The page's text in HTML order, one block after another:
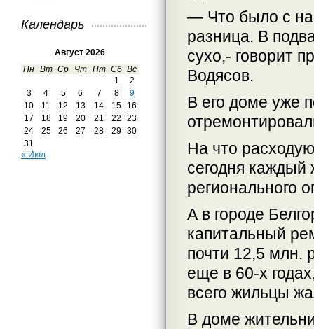
Календарь
Август 2026
Пн Вт Ср Чт Пт Сб Вс
1
2
3
4 5 6 7 8
9
10
11 12 13 14 15
16
17
18 19 20 21 22
23
24
25 26 27 28 29
30
31
« Июл
— Что было с
разница. В
сухо,- говорит
Водясов.
В его доме уже
На что
сегодня каждый
регионального
А в городе
капитальный
почти 12,5 млн.
еще в 60-х
всего жильцы
В доме